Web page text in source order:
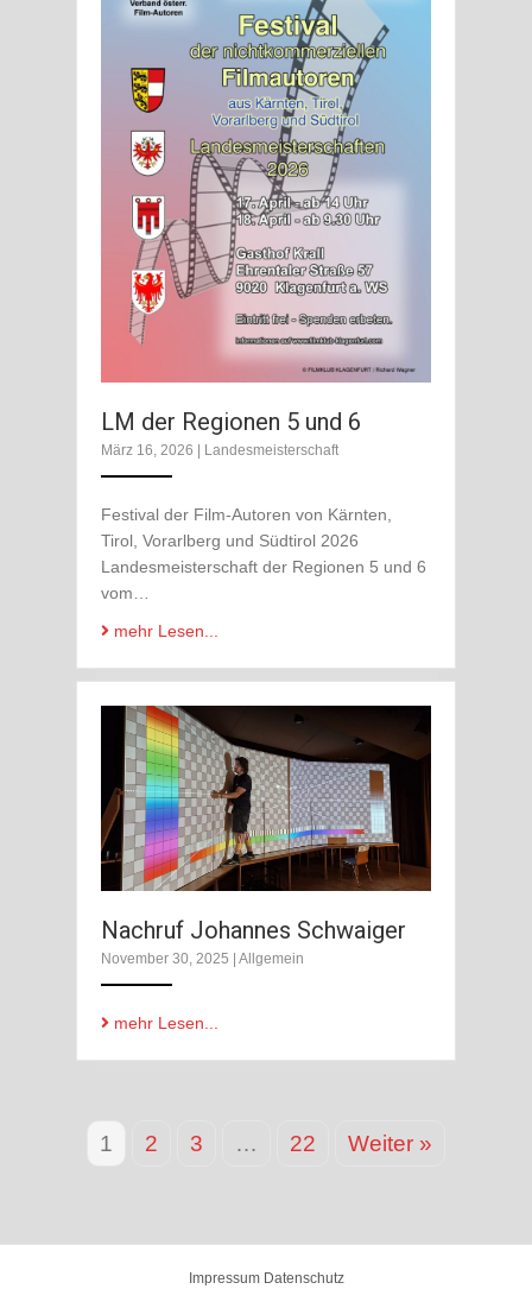
LM der Regionen 5 und 6
März 16, 2026 | Landesmeisterschaft
Festival der Film-Autoren von Kärnten,
Tirol, Vorarlberg und Südtirol 2026
Landesmeisterschaft der Regionen 5 und 6
vom…
mehr Lesen...
Nachruf Johannes Schwaiger
November 30, 2025 Allgemein
mehr Lesen...
1 2 3 … 22 Weiter »
Impressum Datenschutz